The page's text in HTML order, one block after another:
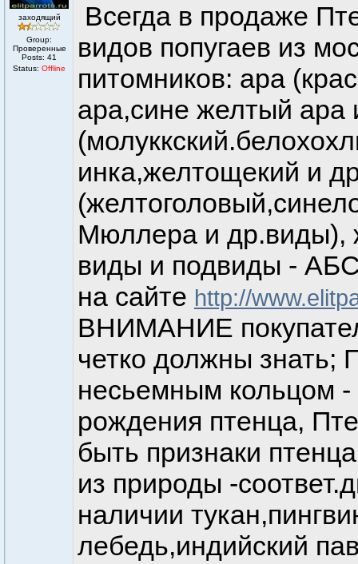
заходящий
Group:
Проверенные
Posts: 41
Status: Offline
Всегда в продаже
видов попугаев из
питомников: ара
ара,сине желтый ара
инка,желтощекий и
Мюллера и др.виды),
виды и подвиды -
на сайте http://
ВНИМАНИЕ
четко должны
несьемным кольцом -
рождения птенца,
быть признаки
из природы -
наличии
лебедь,индийский